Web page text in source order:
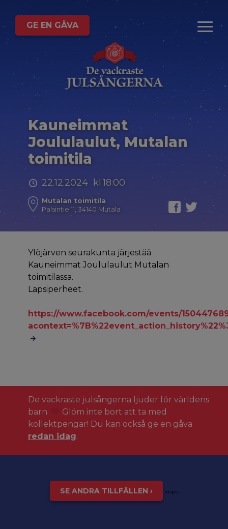
GE EN GÅVA
Kauneimmat
Joululaulut, Mutalan
toimitila
22.12.2024 kl.18:00
Mutalan toimitila
Palsintie 11, 34140 Mutala
Ylöjärven seurakunta järjestää
Kauneimmat Joululaulut Mutalan
toimitilassa.
Lapsiperheet.
https://www.facebook.com/events/
De vackraste julsångerna ljuder för världens
barn.
Glöm inte bort att ta med
kollektpengar! Du kan också ge en gåva
redan idag.
SE ANDRA TILLFÄLLEN › inspis